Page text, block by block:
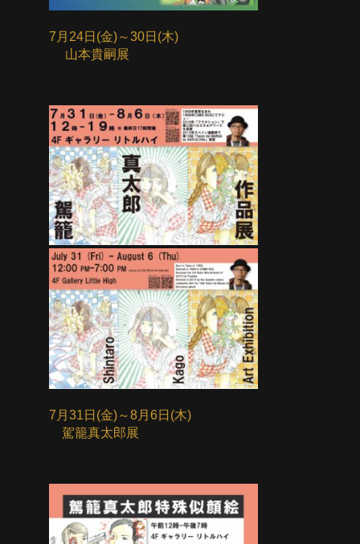
7月24日(金)～30日(木)
山本貴嗣展
7月31日(金)～8月6日(木)
駕籠真太郎展